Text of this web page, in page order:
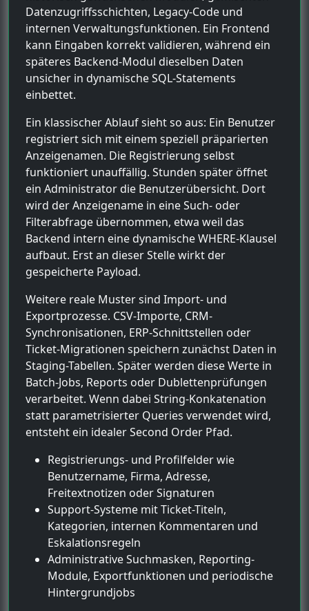
Datenzugriffsschichten, Legacy-Code und
internen Verwaltungsfunktionen. Ein Frontend
kann Eingaben korrekt validieren, während ein
späteres Backend-Modul dieselben Daten
unsicher in dynamische SQL-Statements
einbettet.
Ein klassischer Ablauf sieht so aus: Ein Benutzer
registriert sich mit einem speziell präparierten
Anzeigenamen. Die Registrierung selbst
funktioniert unauffällig. Stunden später öffnet
ein Administrator die Benutzerübersicht. Dort
wird der Anzeigename in eine Such- oder
Filterabfrage übernommen, etwa weil das
Backend intern eine dynamische WHERE-Klausel
aufbaut. Erst an dieser Stelle wirkt der
gespeicherte Payload.
Weitere reale Muster sind Import- und
Exportprozesse. CSV-Importe, CRM-
Synchronisationen, ERP-Schnittstellen oder
Ticket-Migrationen speichern zunächst Daten in
Staging-Tabellen. Später werden diese Werte in
Batch-Jobs, Reports oder Dublettenprüfungen
verarbeitet. Wenn dabei String-Konkatenation
statt parametrisierter Queries verwendet wird,
entsteht ein idealer Second Order Pfad.
Registrierungs- und Profilfelder wie
Benutzername, Firma, Adresse,
Freitextnotizen oder Signaturen
Support-Systeme mit Ticket-Titeln,
Kategorien, internen Kommentaren und
Eskalationsregeln
Administrative Suchmasken, Reporting-
Module, Exportfunktionen und periodische
Hintergrundjobs